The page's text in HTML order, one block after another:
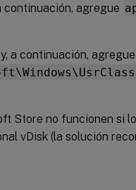
continuación, agregue
a continuación, agregue
Store no funcionen si
vDisk (la solución